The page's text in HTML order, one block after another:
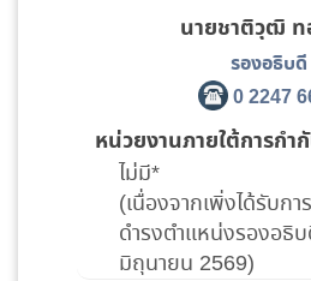
นายชาติวุฒิ
รองอธิบดี
0 2247
หน่วยงานภายใต้การกำ
ไม่มี*
(เนื่องจากเพิ่งได้รับก
ดำรงตำแหน่งรองอธิ
มิถุนายน 2569)